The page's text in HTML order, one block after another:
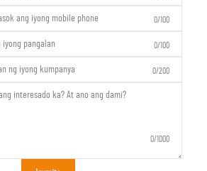
0/100
0/100
0/200
0/1000